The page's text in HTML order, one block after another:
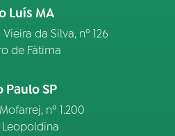
Luís MA
da Silva, nº 126
de Fátima
Paulo SP
nº 1.200